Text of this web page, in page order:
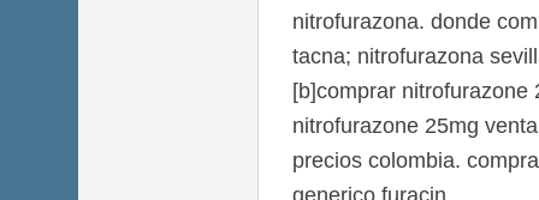
nitrofurazona. donde
tacna; nitrofurazona
[b]comprar nitrofurazone
nitrofurazone 25mg
precios colombia.
generico furacin.